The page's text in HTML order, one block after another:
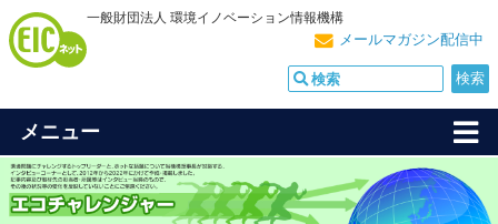
一般財団法人 環境イノベーション情報機構
メールマガジン配信中
メニュー